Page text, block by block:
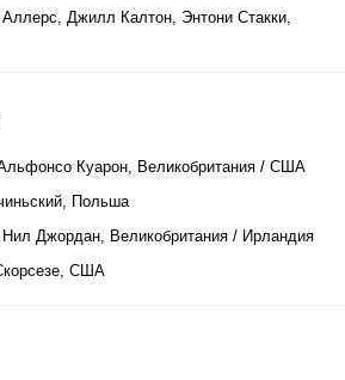
Джилл Калтон, Энтони Стакки,
Куарон, Великобритания / США
Польша
Нил Джордан, Великобритания / Ирландия
США